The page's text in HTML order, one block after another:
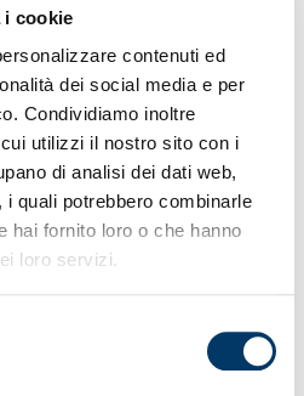
i cookie
contenuti ed
dei social media e per
Condividiamo inoltre
utilizzi il nostro sito con i
di analisi dei dati web,
quali potrebbero combinarle
hai fornito loro o che hanno
loro servizi.
ESPORTA
calcio affiliate alla Genoa
regioni italiane e, a partire
diffondere il marchio e il
dei confini nazionali. E’
del progetto ideato dal
la pratica e i valori dello